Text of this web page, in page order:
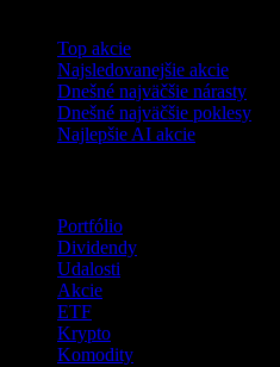
Top akcie
Najsledovanejšie akcie
Dnešné najväčšie nárasty
Dnešné najväčšie poklesy
Najlepšie AI akcie
Portfólio
Dividendy
Udalosti
Akcie
ETF
Krypto
Komodity